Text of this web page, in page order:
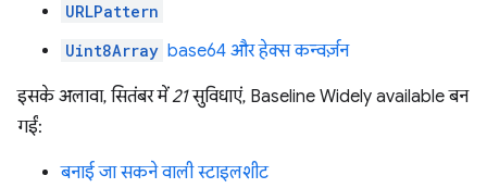
URLPattern
Uint8Array base64 और हेक्स कन्वर्ज़न
इसके अलावा, सितंबर में21सुविधाएं, Baseline Widely available बन
गईं:
बनाई जा सकने वाली स्टाइलशीट